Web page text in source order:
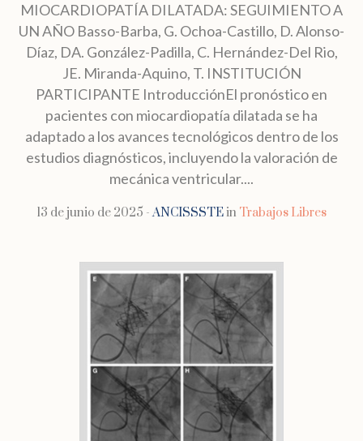
MIOCARDIOPATÍA DILATADA: SEGUIMIENTO A
UN AÑO Basso-Barba, G. Ochoa-Castillo, D. Alonso-
Díaz, DA. González-Padilla, C. Hernández-Del Rio,
JE. Miranda-Aquino, T. INSTITUCIÓN
PARTICIPANTE IntroducciónEl pronóstico en
pacientes con miocardiopatía dilatada se ha
adaptado a los avances tecnológicos dentro de los
estudios diagnósticos, incluyendo la valoración de
mecánica ventricular....
13 de junio de 2025 ANCISSSTEin Trabajos Libres